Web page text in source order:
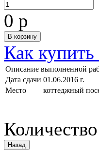
0 р
Как купить
Описание выполненной
Дата сдачи 01.06.2016 г.
Место
коттеджный